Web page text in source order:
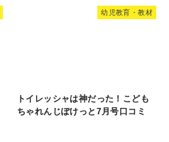
幼児教育・教材
トイレッシャは神だった！こども
ちゃれんじぽけっと7月号口コミ